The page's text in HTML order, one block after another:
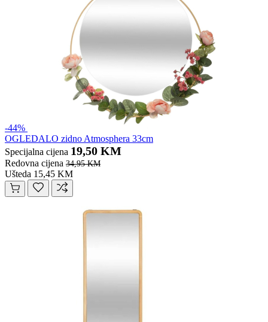
-44%
OGLEDALO zidno Atmosphera 33cm
Specijalna cijena 19,50 KM
Redovna cijena 34,95 KM
Ušteda 15,45 KM